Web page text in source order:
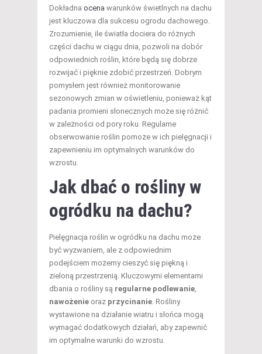
Dokładna ocena warunków świetlnych na dachu
jest kluczowa dla sukcesu ogrodu dachowego.
Zrozumienie, ile światła dociera do różnych
części dachu w ciągu dnia, pozwoli na dobór
odpowiednich roślin, które będą się dobrze
rozwijać i pięknie zdobić przestrzeń. Dobrym
pomysłem jest również monitorowanie
sezonowych zmian w oświetleniu, ponieważ kąt
padania promieni słonecznych może się różnić
w zależności od pory roku. Regularne
obserwowanie roślin pomoże w ich pielęgnacji i
zapewnieniu im optymalnych warunków do
wzrostu.
Jak dbać o rośliny w
ogródku na dachu?
Pielęgnacja roślin w ogródku na dachu może
być wyzwaniem, ale z odpowiednim
podejściem możemy cieszyć się piękną i
zieloną przestrzenią. Kluczowymi elementami
dbania o rośliny są regularne podlewanie,
nawożenie oraz przycinanie. Rośliny
wystawione na działanie wiatru i słońca mogą
wymagać dodatkowych działań, aby zapewnić
im optymalne warunki do wzrostu.